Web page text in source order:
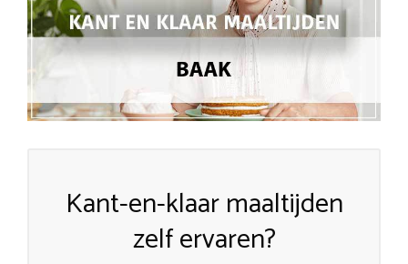
Kant-en-klaar maaltijden
zelf ervaren?